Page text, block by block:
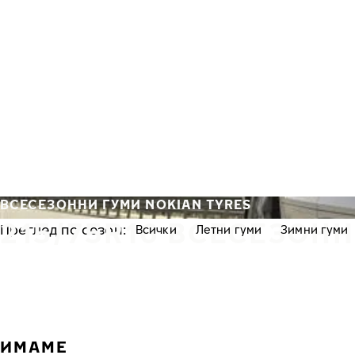
215/75R16
ВСЕСЕЗОННИ ГУМИ NOKIAN TYRES
Преглед по сезон: Всички Летни гуми Зимни гуми
ИМАМЕ